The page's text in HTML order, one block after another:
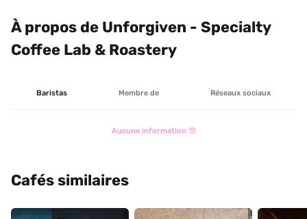
À propos de Unforgiven - Specialty
Coffee Lab & Roastery
Baristas Membre de Réseaux sociaux
Aucune information 🤓
Cafés similaires